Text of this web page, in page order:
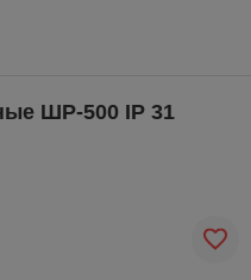
ШР-500 IP 31